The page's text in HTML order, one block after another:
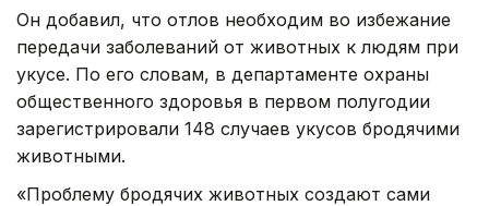
Он добавил, что отлов необходим во избежание
передачи заболеваний от животных к людям при
укусе. По его словам, в департаменте охраны
общественного здоровья в первом полугодии
зарегистрировали 148 случаев укусов бродячими
животными.
«Проблему бродячих животных создают сами